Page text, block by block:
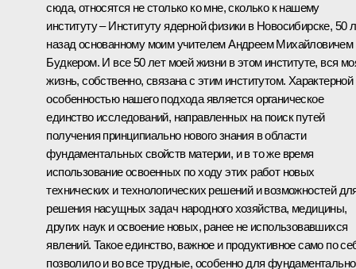
сюда, относятся не столько ко мне, сколько к нашему
институту – Институту ядерной физики в Новосибирске, 50
назад основанному моим учителем Андреем Михайловичем
Будкером. И все 50 лет моей жизни в этом институте, вся
жизнь, собственно, связана с этим институтом. Характерной
особенностью нашего подхода является органическое
единство исследований, направленных на поиск путей
получения принципиально нового знания в области
фундаментальных свойств материи, и в то же время
использование освоенных по ходу этих работ новых
технических и технологических решений и возможностей
решения насущных задач народного хозяйства, медицины,
других наук и освоение новых, ранее не использовавшихся
явлений. Такое единство, важное и продуктивное само по
позволило и во все трудные, особенно для